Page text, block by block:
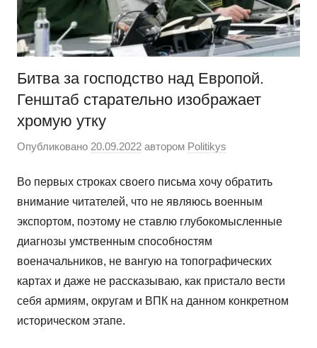
Битва за господство над Европой.
Генштаб старательно изображает
хромую утку
Опубликовано 20.09.2022 автором Politikys
Во первых строках своего письма хочу обратить
внимание читателей, что не являюсь военным
экспортом, поэтому не ставлю глубокомысленные
диагнозы умственным способностям
военачальников, не вангую на топографических
картах и даже не рассказываю, как пристало вести
себя армиям, округам и ВПК на данном конкретном
историческом этапе.